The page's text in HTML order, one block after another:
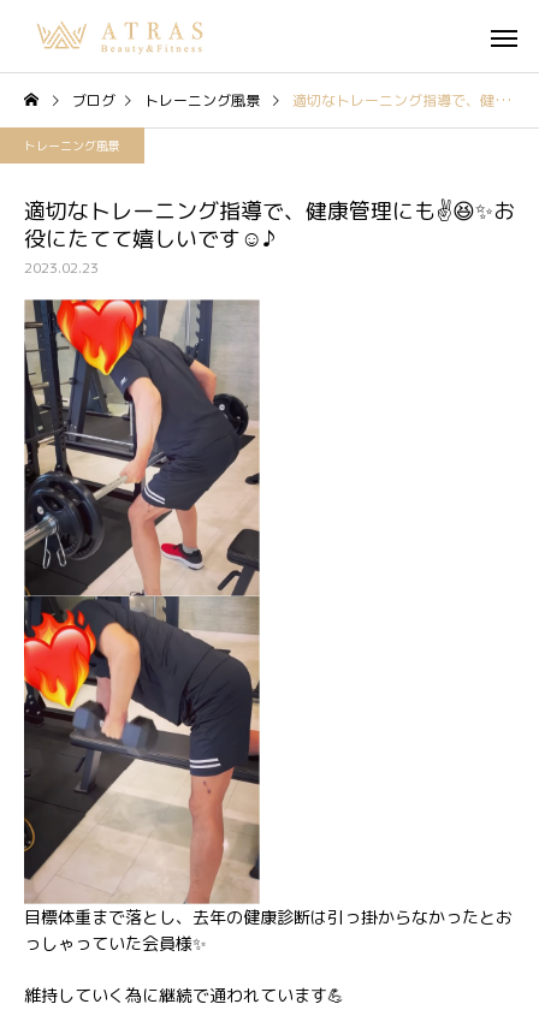
ブログ トレーニング風景 適切なトレーニング指導で、健康管理にも✌️😆✨お役にたてて嬉しいです☺️♪
トレーニング風景
適切なトレーニング指導で、健康管理にも✌️😆✨お
役にたてて嬉しいです☺️♪
2023.02.23
目標体重まで落とし、去年の健康診断は引っ掛からなかったとお
っしゃっていた会員様✨
維持していく為に継続で通われています💪